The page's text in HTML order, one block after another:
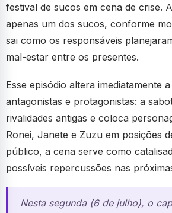
festival de sucos em cena de crise.
apenas um dos sucos, conforme
sai como os responsáveis
mal-estar entre os presentes.
Esse episódio altera imediatamente
antagonistas e protagonistas: a
rivalidades antigas e coloca
Ronei, Janete e Zuzu em posições
público, a cena serve como
possíveis repercussões nas
Nesta segunda (6 de julho), o